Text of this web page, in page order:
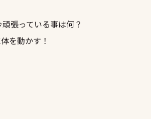
張っている事は何？
を動かす！